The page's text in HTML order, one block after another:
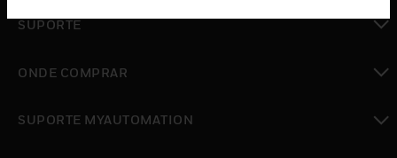
SUPORTE
ONDE COMPRAR
SUPORTE MYAUTOMATION